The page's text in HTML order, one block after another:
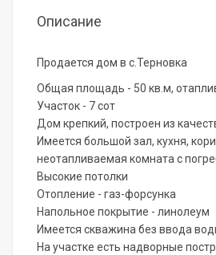
Описание
Продается дом в с.Терновка
Общая площадь - 50 кв.м,
Участок - 7 сот
Дом крепкий, построен из
Имеется большой зал, кухня,
неотапливаемая комната с
Высокие потолки
Отопление - газ-форсунка
Напольное покрытие - линолеум
Имеется скважина без ввода
На участке есть надворные